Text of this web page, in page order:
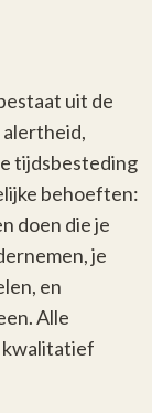
uit de
tijdsbesteding
behoeften:
doen die je
je
en
Alle
kwalitatief